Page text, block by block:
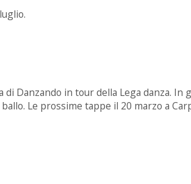
Danzando in tour della Lega danza. In
Le prossime tappe il 20 marzo a